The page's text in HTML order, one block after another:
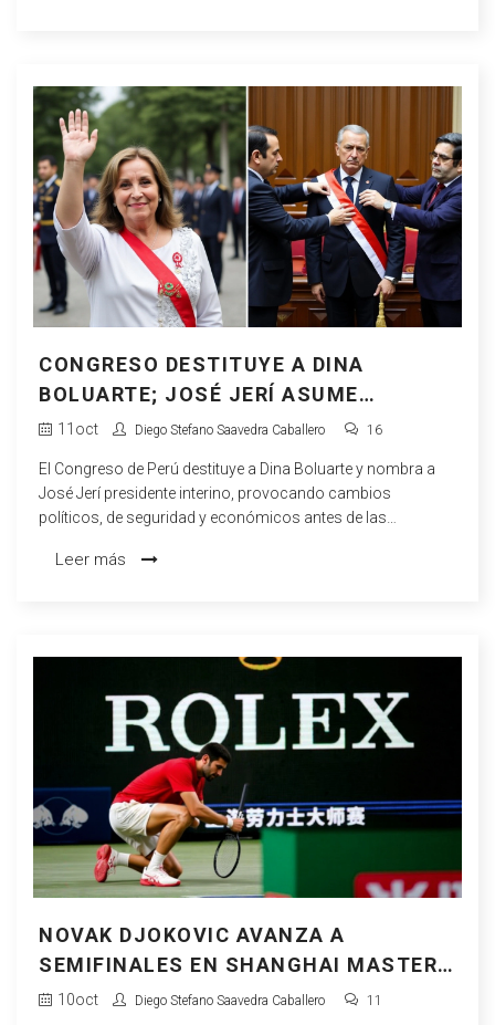
CONGRESO DESTITUYE A DINA
BOLUARTE; JOSÉ JERÍ ASUME
PRESIDENCIA
11 oct Diego Stefano Saavedra Caballero 16
El Congreso de Perú destituye a Dina Boluarte y nombra a
José Jerí presidente interino, provocando cambios
políticos, de seguridad y económicos antes de las
Leer más
NOVAK DJOKOVIC AVANZA A
SEMIFINALES EN SHANGHAI MASTERS
CON DOLOR
10oct Diego Stefano Saavedra Caballero 11